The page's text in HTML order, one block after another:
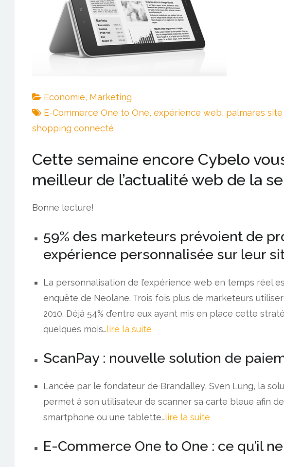
Economie, Marketing
E-Commerce One to One, expérience web, palmares
shopping connecté
Cette semaine encore Cybelo
meilleur de l’actualité web de la
Bonne lecture!
59% des marketeurs prévoient de
expérience personnalisée sur leur
La personnalisation de l’expérience web en temps réel
enquête de Neolane. Trois fois plus de marketeurs
2010. Déjà 54% d’entre eux ayant mis en place cette
quelques mois…lire la suite
ScanPay : nouvelle solution de
Lancée par le fondateur de Brandalley, Sven Lung, la
permet à son utilisateur de scanner sa carte bleue afin
smartphone ou une tablette…lire la suite
E-Commerce One to One : ce qu’il